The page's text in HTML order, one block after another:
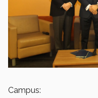
Campus: